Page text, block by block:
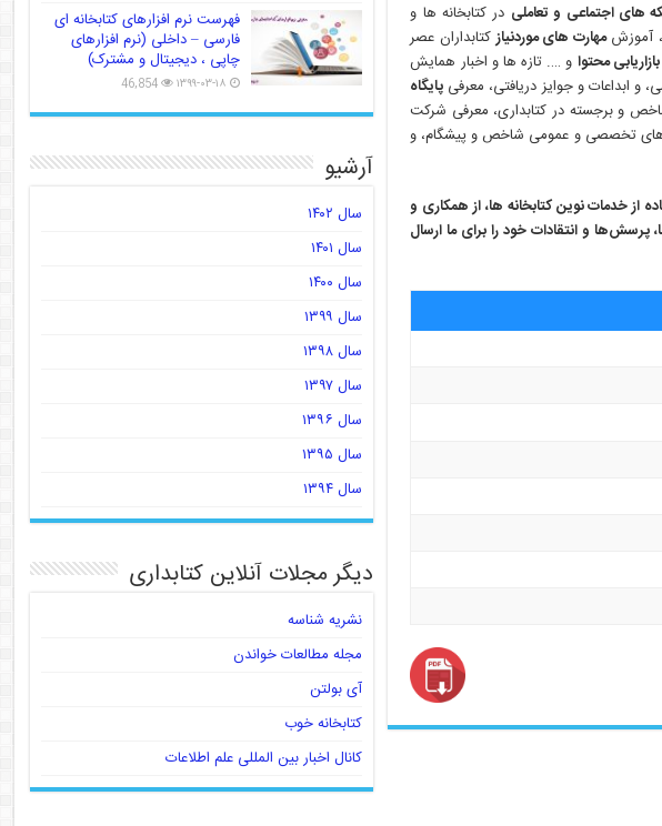
های اجتماعی و تعاملی در کتابخانه ها و
آموزشمهارت های موردنیازکتابداران عصر
بازاریابی محتوا و …. تازه ها و اخبار همایش
ابداعات و جوایز دریافتی، معرفی پایگاه
و برجسته در کتابداری، معرفی شرکت
های تخصصی و عمومی شاخص و پیشگام، و
از خدمات نوین کتابخانه ها، از همکاری و
و انتقادات خود را براى ما ارسال
فهرست نرم افزارهای کتابخانه ای
فارسی – داخلی (نرم افزارهای
چاپی ، دیجیتال و مشترک)
۱۳۹۹-۰۳-۱۸ 46,854
آرشیو
سال ۱۴۰۲
سال ۱۴۰۱
سال ۱۴۰۰
سال ۱۳۹۹
سال ۱۳۹۸
سال ۱۳۹۷
سال ۱۳۹۶
سال ۱۳۹۵
سال ۱۳۹۴
دیگر مجلات آنلاین کتابداری
نشریه شناسه
مجله مطالعات خواندن
آی بولتن
کتابخانه خوب
کانال اخبار بین المللی علم اطلاعات